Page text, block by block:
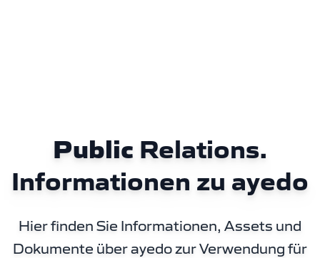
Public Relations.
Informationen zu ayedo
Hier finden Sie Informationen, Assets und
Dokumente über ayedo zur Verwendung für